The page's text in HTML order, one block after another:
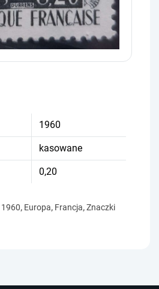
1960
kasowane
0,20
1960, Europa, Francja,Znaczki